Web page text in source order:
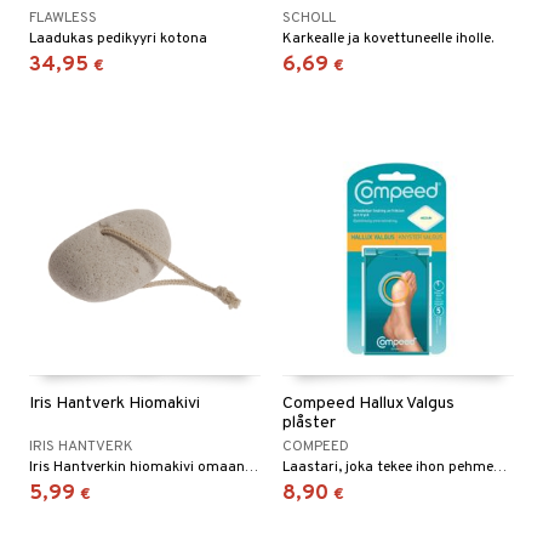
FLAWLESS
Laadukas pedikyyri kotona
34,95 €
SCHOLL
Karkealle ja kovettuneelle iholle.
6,69 €
Iris Hantverk Hiomakivi
IRIS HANTVERK
Iris Hantverkin hiomakivi omaan pieneen jalkahoitolaasi.
5,99 €
Compeed Hallux Valgus
plåster
COMPEED
Laastari, joka tekee ihon pehmeäksi ja siten helpottaa painetta isovarpaanivelässä.
8,90 €